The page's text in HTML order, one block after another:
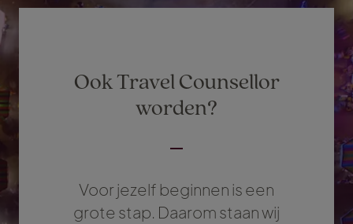
Ook Travel Counsellor
worden?
Voor jezelf beginnen is een
grote stap. Daarom staan wij